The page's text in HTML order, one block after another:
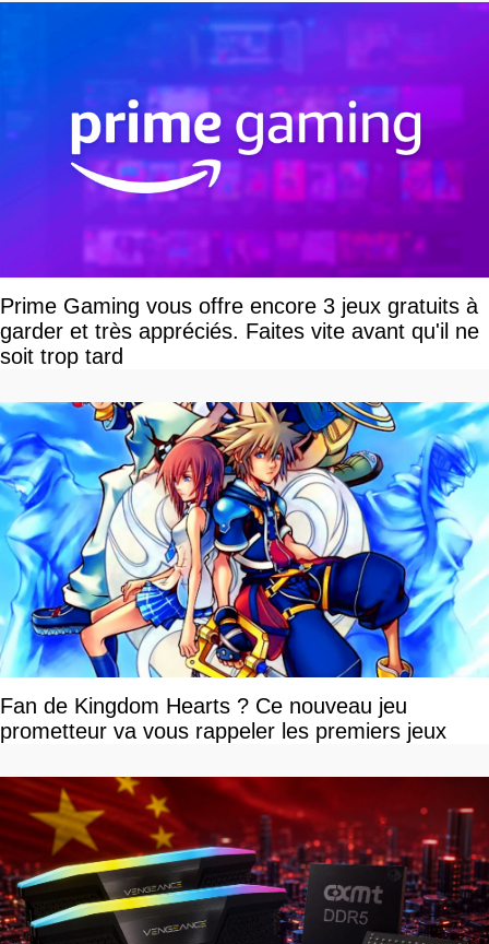
Prime Gaming vous offre encore 3 jeux gratuits à
garder et très appréciés. Faites vite avant qu'il ne
soit trop tard
Fan de Kingdom Hearts ? Ce nouveau jeu
prometteur va vous rappeler les premiers jeux